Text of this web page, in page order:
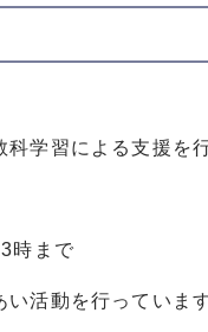
学習による支援を
時まで
活動を行っています